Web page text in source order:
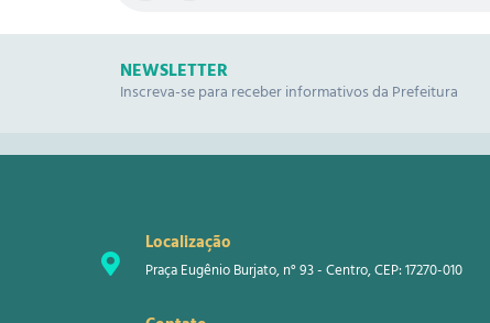
NEWSLETTER
Inscreva-se para receber informativos da Prefeitura
Localização
Praça Eugênio Burjato, n° 93 - Centro, CEP: 17270-010